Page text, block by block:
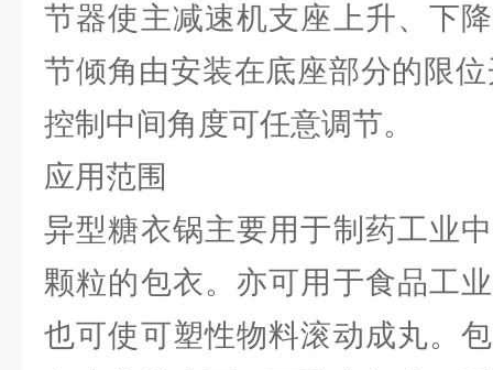
节器使主减速机支座上升、下
节倾角由安装在底座部分的限
控制中间角度可任意调节。
应用范围
异型糖衣锅主要用于制药工业
颗粒的包衣。亦可用于食品工
也可使可塑性物料滚动成丸。